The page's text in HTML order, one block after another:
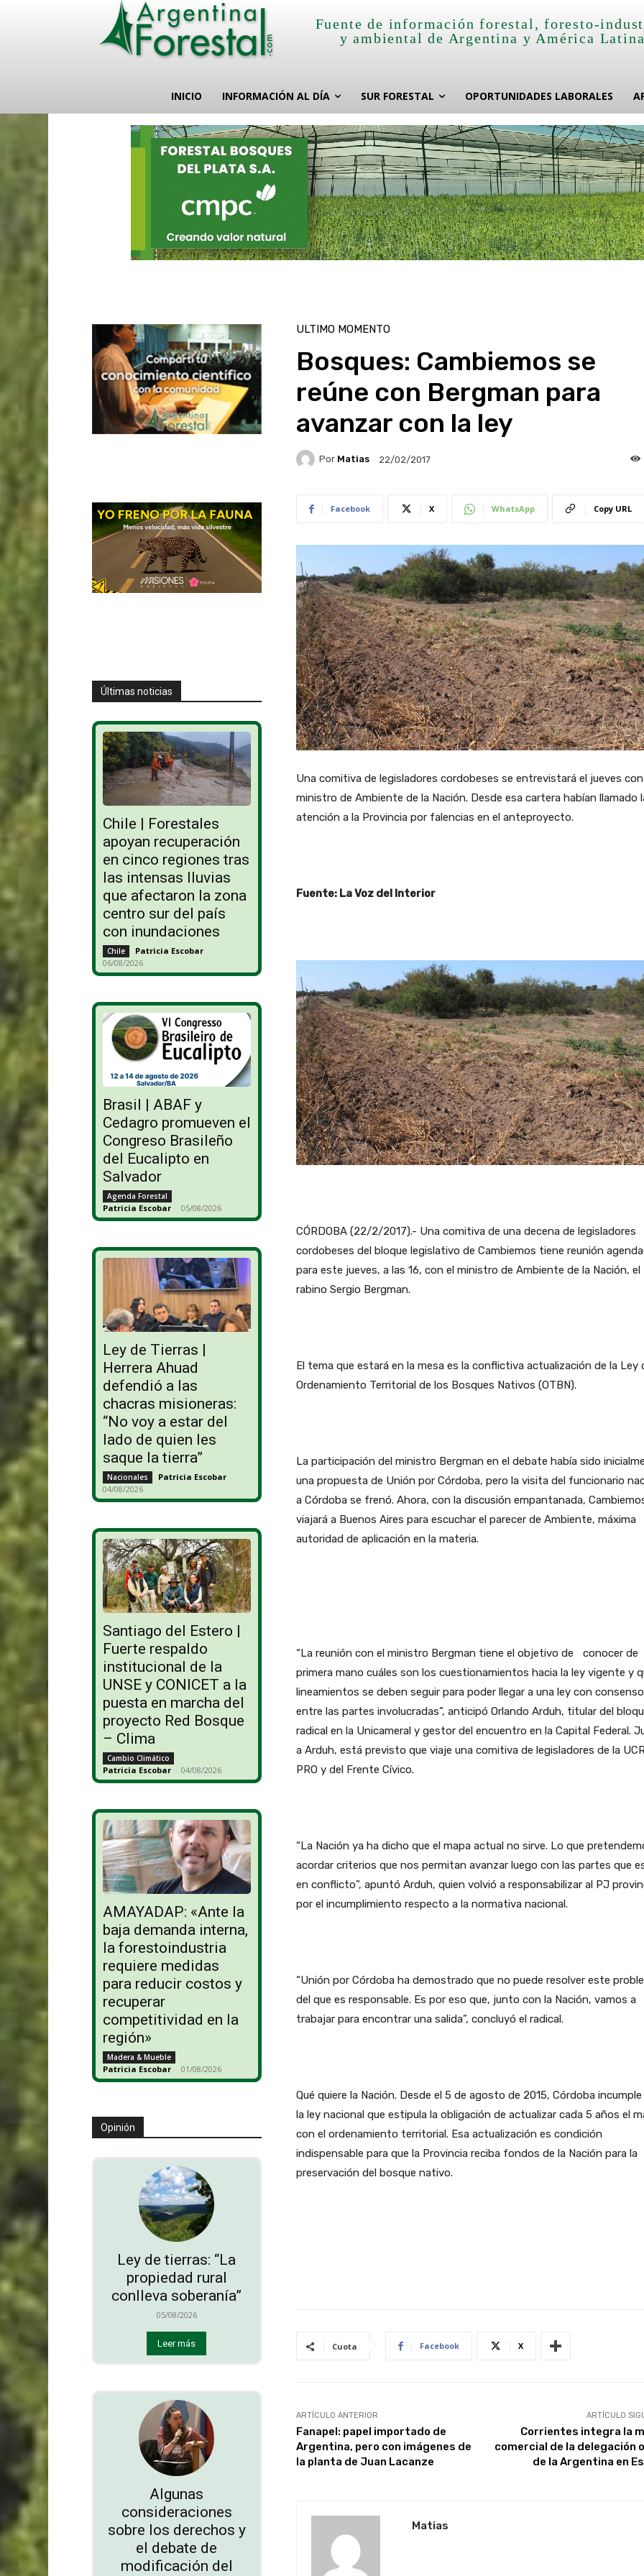
Fuente de información forestal, foresto-
y ambiental de Argentina y América
INICIO INFORMACIÓN AL DÍA SUR FORESTAL OPORTUNIDADES LABORALES
Últimas noticias
Chile | Forestales
apoyan recuperación
en cinco regiones tras
las intensas lluvias
que afectaron la zona
centro sur del país
con inundaciones
Chile Patricia Escobar -
06/08/2026
Brasil | ABAF y
Cedagro promueven el
Congreso Brasileño
del Eucalipto en
Salvador
Agenda Forestal
Patricia Escobar - 05/08/2026
Ley de Tierras |
Herrera Ahuad
defendió a las
chacras misioneras:
“No voy a estar del
lado de quien les
saque la tierra”
Nacionales Patricia Escobar -
04/08/2026
Santiago del Estero |
Fuerte respaldo
institucional de la
UNSE y CONICET a la
puesta en marcha del
proyecto Red Bosque
– Clima
Cambio Climático
Patricia Escobar - 04/08/2026
AMAYADAP: «Ante la
baja demanda interna,
la forestoindustria
requiere medidas
para reducir costos y
recuperar
competitividad en la
región»
Madera & Mueble
Patricia Escobar - 01/08/2026
Opinión
Ley de tierras: “La
propiedad rural
conlleva soberanía”
05/08/2026
Leer más
Algunas
consideraciones
sobre los derechos y
el debate de
modificación del
ULTIMO MOMENTO
Bosques: Cambiemos se
reúne con Bergman para
avanzar con la ley
Por Matias 22/02/2017
Facebook X WhatsApp Copy URL
Una comitiva de legisladores cordobeses se entrevistará el jueves
ministro de Ambiente de la Nación. Desde esa cartera habían llamado
atención a la Provincia por falencias en el anteproyecto.
Fuente: La Voz del Interior
CÓRDOBA (22/2/2017).- Una comitiva de una decena de legisladores
cordobeses del bloque legislativo de Cambiemos tiene reunión
para este jueves, a las 16, con el ministro de Ambiente de la Nación, el
rabino Sergio Bergman.
El tema que estará en la mesa es la conflictiva actualización de la Ley
Ordenamiento Territorial de los Bosques Nativos (OTBN).
La participación del ministro Bergman en el debate había sido
una propuesta de Unión por Córdoba, pero la visita del funcionario
a Córdoba se frenó. Ahora, con la discusión empantanada,
viajará a Buenos Aires para escuchar el parecer de Ambiente, máxima
autoridad de aplicación en la materia.
“La reunión con el ministro Bergman tiene el objetivo de conocer de
primera mano cuáles son los cuestionamientos hacia la ley vigente y
lineamientos se deben seguir para poder llegar a una ley con consenso
entre las partes involucradas”, anticipó Orlando Arduh, titular del
radical en la Unicameral y gestor del encuentro en la Capital Federal.
a Arduh, está previsto que viaje una comitiva de legisladores de la
PRO y del Frente Cívico.
“La Nación ya ha dicho que el mapa actual no sirve. Lo que
acordar criterios que nos permitan avanzar luego con las partes que
en conflicto”, apuntó Arduh, quien volvió a responsabilizar al PJ
por el incumplimiento respecto a la normativa nacional.
“Unión por Córdoba ha demostrado que no puede resolver este
del que es responsable. Es por eso que, junto con la Nación, vamos a
trabajar para encontrar una salida”, concluyó el radical.
Qué quiere la Nación. Desde el 5 de agosto de 2015, Córdoba
la ley nacional que estipula la obligación de actualizar cada 5 años el
con el ordenamiento territorial. Esa actualización es condición
indispensable para que la Provincia reciba fondos de la Nación para la
preservación del bosque nativo.
Cuota Facebook X
ARTÍCULO ANTERIOR
Fanapel: papel importado de
Argentina, pero con imágenes de
la planta de Juan Lacanze
ARTÍCULO
Corrientes integra la
comercial de la delegación
de la Argentina en
Matias